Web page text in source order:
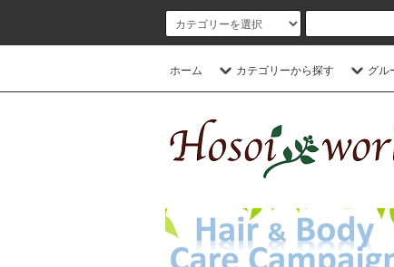
ホーム カテゴリーから探す グル